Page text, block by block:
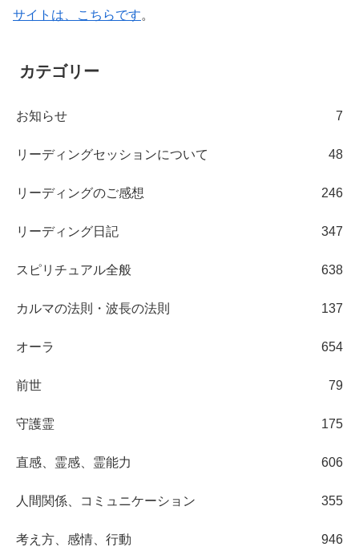
サイトは、こちらです。
カテゴリー
お知らせ 7
リーディングセッションについて 48
リーディングのご感想 246
リーディング日記 347
スピリチュアル全般 638
カルマの法則・波長の法則 137
オーラ 654
前世 79
守護霊 175
直感、霊感、霊能力 606
人間関係、コミュニケーション 355
考え方、感情、行動 946